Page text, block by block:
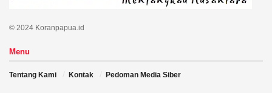
© 2024 Koranpapua.id
Menu
Tentang Kami Kontak Pedoman Media Siber